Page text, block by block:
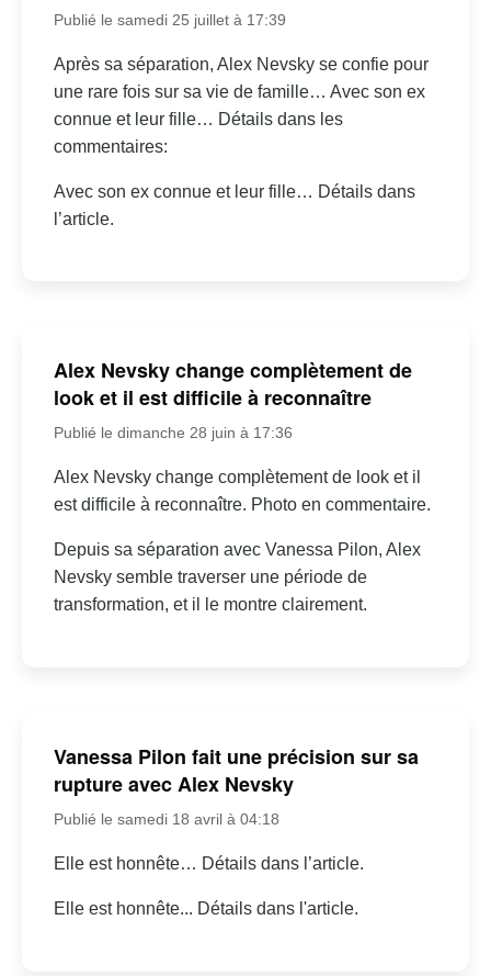
Publié le samedi 25 juillet à 17:39
Après sa séparation, Alex Nevsky se confie pour
une rare fois sur sa vie de famille… Avec son ex
connue et leur fille… Détails dans les
commentaires:
Avec son ex connue et leur fille… Détails dans
l’article.
Alex Nevsky change complètement de
look et il est difficile à reconnaître
Publié le dimanche 28 juin à 17:36
Alex Nevsky change complètement de look et il
est difficile à reconnaître. Photo en commentaire.
Depuis sa séparation avec Vanessa Pilon, Alex
Nevsky semble traverser une période de
transformation, et il le montre clairement.
Vanessa Pilon fait une précision sur sa
rupture avec Alex Nevsky
Publié le samedi 18 avril à 04:18
Elle est honnête… Détails dans l’article.
Elle est honnête... Détails dans l'article.